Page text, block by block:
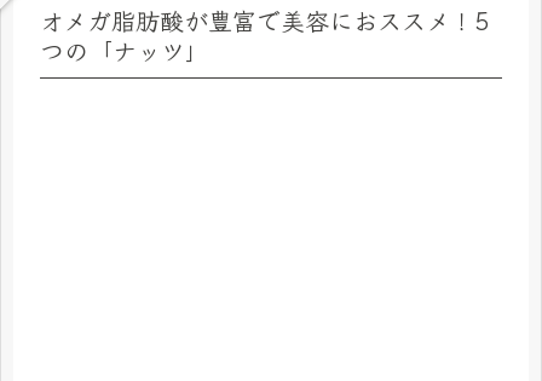
オメガ脂肪酸が豊富で美容におススメ！5
つの「ナッツ」